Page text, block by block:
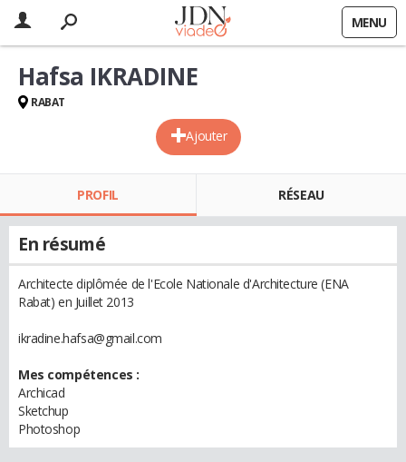
MENU
Ajouter
Hafsa IKRADINE
RABAT
PROFIL RÉSEAU
En résumé
Architecte diplômée de l'Ecole Nationale d'Architecture (ENA
Rabat) en Juillet 2013
ikradine.hafsa@gmail.com
Mes compétences :
Archicad
Sketchup
Photoshop